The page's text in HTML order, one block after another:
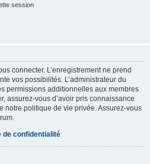
session
connecter. L’enregistrement ne prend
vos possibilités. L’administrateur du
permissions additionnelles aux membres
assurez-vous d’avoir pris connaissance
notre politique de vie privée. Assurez-vous
de confidentialité